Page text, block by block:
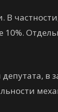
10%.
в